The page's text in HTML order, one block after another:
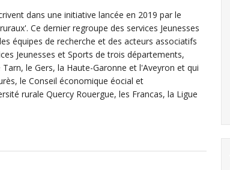
dans une initiative lancée en 2019 par le
Ce dernier regroupe des services Jeunesses
équipes de recherche et des acteurs associatifs
Jeunesses et Sports de trois départements,
le Gers, la Haute-Garonne et l'Aveyron et qui
le Conseil économique éocial et
rurale Quercy Rouergue, les Francas, la Ligue